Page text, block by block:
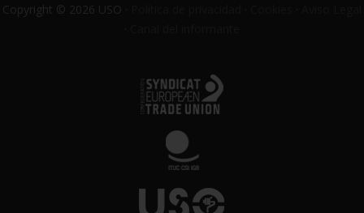
Copyright © 2026 USO ·